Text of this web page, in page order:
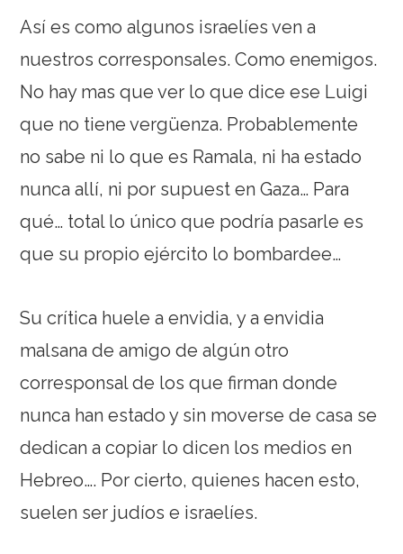
Así es como algunos israelíes ven a
nuestros corresponsales. Como enemigos.
No hay mas que ver lo que dice ese Luigi
que no tiene vergüenza. Probablemente
no sabe ni lo que es Ramala, ni ha estado
nunca allí, ni por supuest en Gaza… Para
qué… total lo único que podría pasarle es
que su propio ejército lo bombardee…
Su crítica huele a envidia, y a envidia
malsana de amigo de algún otro
corresponsal de los que firman donde
nunca han estado y sin moverse de casa se
dedican a copiar lo dicen los medios en
Hebreo…. Por cierto, quienes hacen esto,
suelen ser judíos e israelíes.